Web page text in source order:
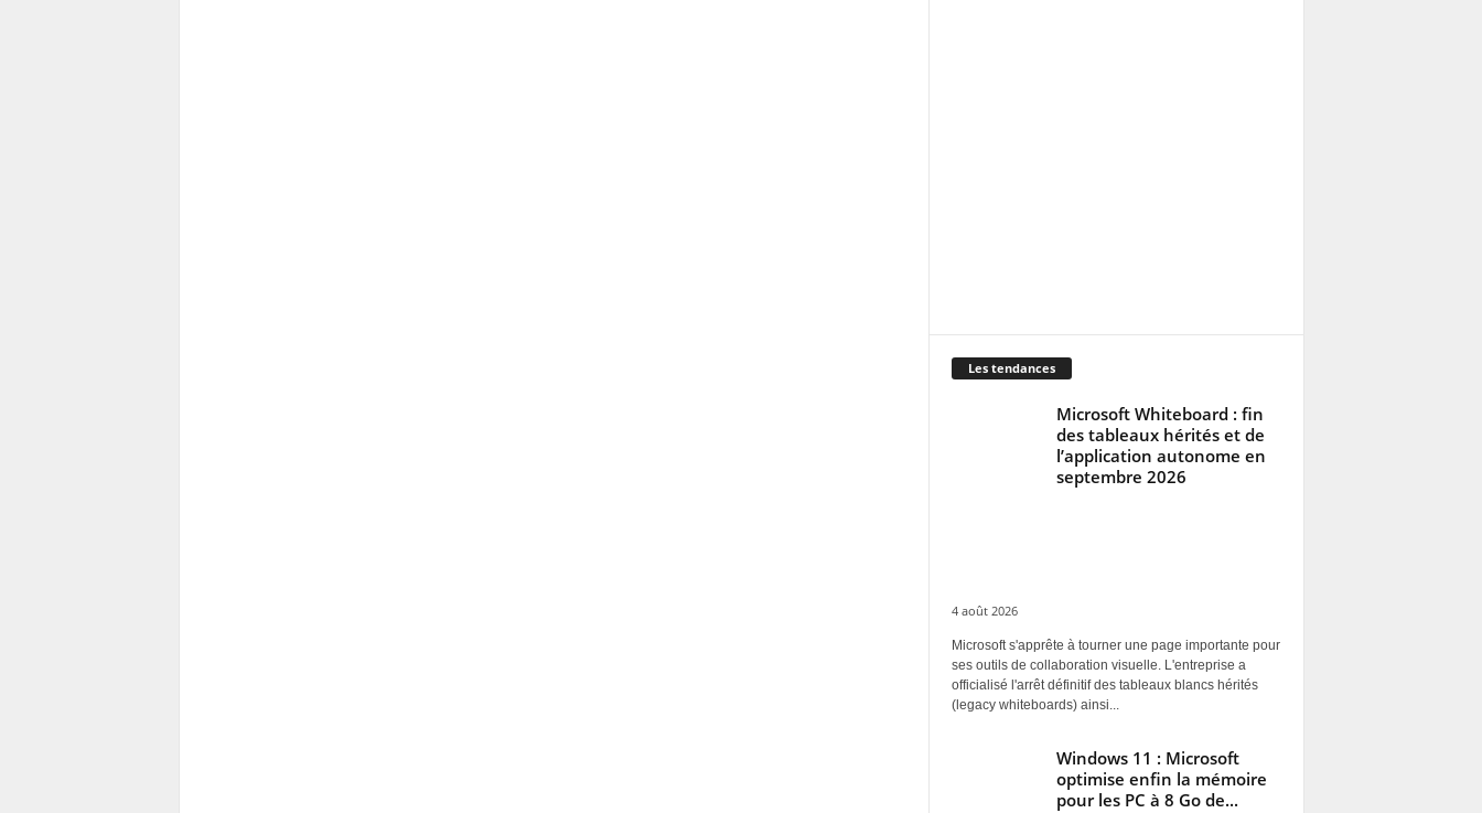
Les tendances
Microsoft Whiteboard : fin
des tableaux hérités et de
l’application autonome en
septembre 2026
4 août 2026
Microsoft s'apprête à tourner une page importante pour
ses outils de collaboration visuelle. L'entreprise a
officialisé l'arrêt définitif des tableaux blancs hérités
(legacy whiteboards) ainsi...
Windows 11 : Microsoft
optimise enfin la mémoire
pour les PC à 8 Go de...